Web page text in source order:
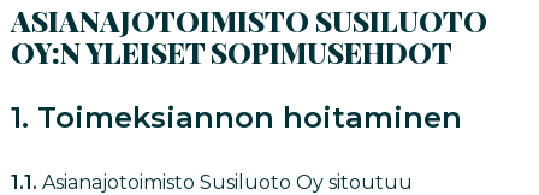
ASIANAJOTOIMISTO SUSILUOTO
OY:N YLEISET SOPIMUSEHDOT
1. Toimeksiannon hoitaminen
1.1. Asianajotoimisto Susiluoto Oy sitoutuu